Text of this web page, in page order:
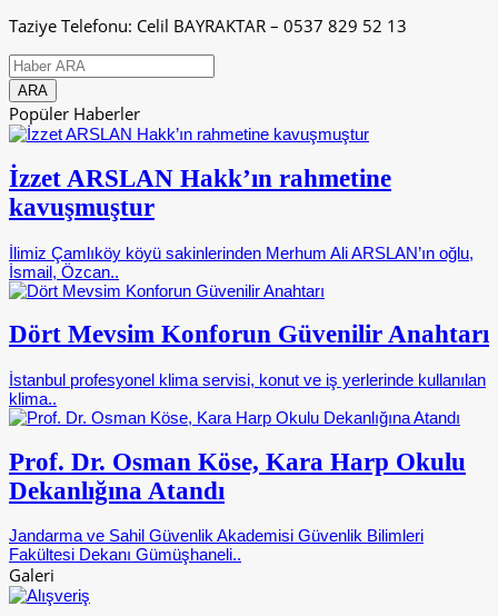
Taziye Telefonu: Celil BAYRAKTAR – 0537 829 52 13
Popüler Haberler
İzzet ARSLAN Hakk’ın rahmetine
kavuşmuştur
İlimiz Çamlıköy köyü sakinlerinden Merhum Ali ARSLAN’ın oğlu,
İsmail, Özcan..
Dört Mevsim Konforun Güvenilir Anahtarı
İstanbul profesyonel klima servisi, konut ve iş yerlerinde kullanılan
klima..
Prof. Dr. Osman Köse, Kara Harp Okulu
Dekanlığına Atandı
Jandarma ve Sahil Güvenlik Akademisi Güvenlik Bilimleri
Fakültesi Dekanı Gümüşhaneli..
Galeri